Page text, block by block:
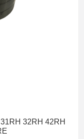
32RH 42RH